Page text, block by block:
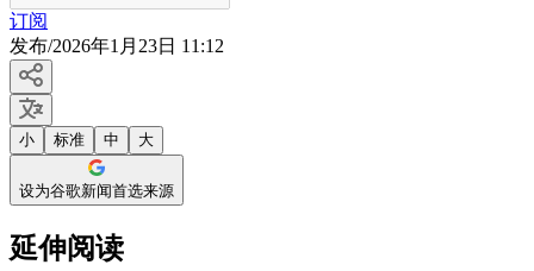
订阅
发布/2026年1月23日 11:12
小 标准 中 大
设为谷歌新闻首选来源
延伸阅读